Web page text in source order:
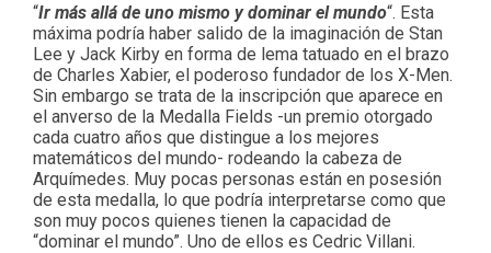
“Ir más allá de uno mismo y dominar el mundo“. Esta
máxima podría haber salido de la imaginación de Stan
Lee y Jack Kirby en forma de lema tatuado en el brazo
de Charles Xabier, el poderoso fundador de los X-Men.
Sin embargo se trata de la inscripción que aparece en
el anverso de la Medalla Fields -un premio otorgado
cada cuatro años que distingue a los mejores
matemáticos del mundo- rodeando la cabeza de
Arquímedes. Muy pocas personas están en posesión
de esta medalla, lo que podría interpretarse como que
son muy pocos quienes tienen la capacidad de
“dominar el mundo”. Uno de ellos es Cedric Villani.